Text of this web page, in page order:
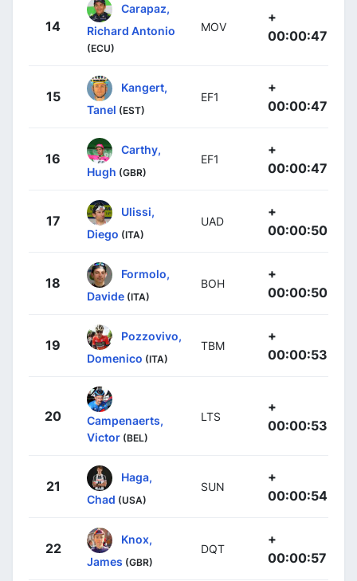
14
Carapaz,
Richard Antonio
(ECU)
MOV
+
00:00:47
15
Kangert,
Tanel (EST)
EF1
+
00:00:47
16
Carthy,
Hugh (GBR)
EF1
+
00:00:47
17
Ulissi,
Diego (ITA)
UAD
+
00:00:50
18
Formolo,
Davide (ITA)
BOH
+
00:00:50
19
Pozzovivo,
Domenico (ITA)
TBM
+
00:00:53
20
Campenaerts,
Victor (BEL)
LTS
+
00:00:53
21
Haga,
Chad (USA)
SUN
+
00:00:54
22
Knox,
James (GBR)
DQT
+
00:00:57